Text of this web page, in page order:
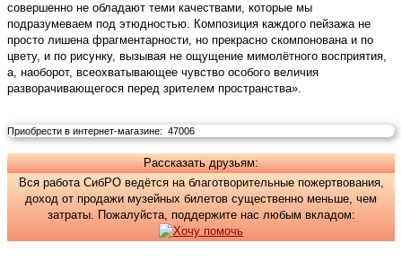
совершенно не обладают теми качествами, которые мы
подразумеваем под этюдностью. Композиция каждого пейзажа не
просто лишена фрагментарности, но прекрасно скомпонована и по
цвету, и по рисунку, вызывая не ощущение мимолётного восприятия,
а, наоборот, всеохватывающее чувство особого величия
разворачивающегося перед зрителем пространства».
Приобрести в интернет-магазине: 47006
Рассказать друзьям:
Вся работа СибРО ведётся на благотворительные пожертвования,
доход от продажи музейных билетов существенно меньше, чем
затраты. Пожалуйста, поддержите нас любым вкладом: